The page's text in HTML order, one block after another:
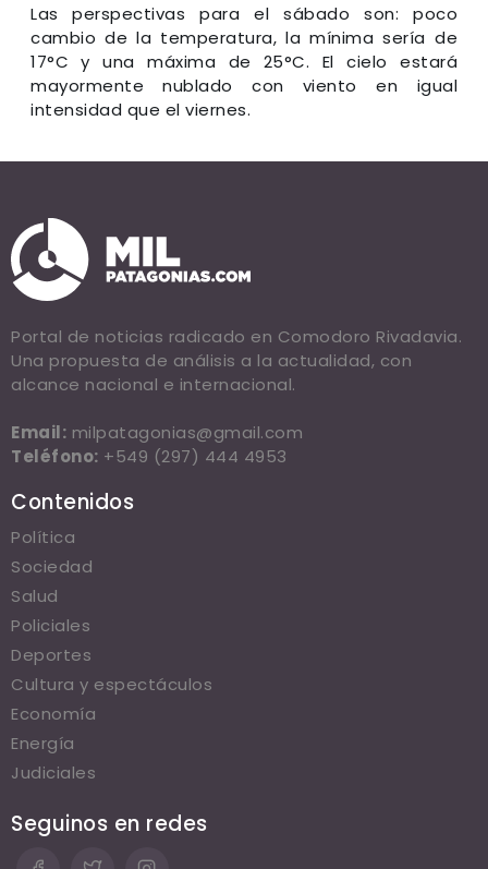
Las perspectivas para el sábado son: poco
cambio de la temperatura, la mínima sería de
17°C y una máxima de 25°C. El cielo estará
mayormente nublado con viento en igual
intensidad que el viernes.
Portal de noticias radicado en Comodoro Rivadavia.
Una propuesta de análisis a la actualidad, con
alcance nacional e internacional.
Email: milpatagonias@gmail.com
Teléfono: +549 (297) 444 4953
Contenidos
Política
Sociedad
Salud
Policiales
Deportes
Cultura y espectáculos
Economía
Energía
Judiciales
Seguinos en redes